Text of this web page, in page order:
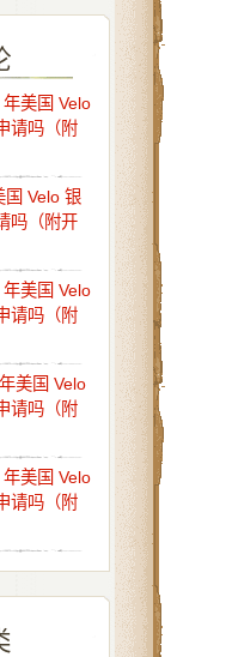
美国 Velo
请吗（附
国 Velo 银
吗（附开
美国 Velo
请吗（附
美国 Velo
请吗（附
美国 Velo
请吗（附